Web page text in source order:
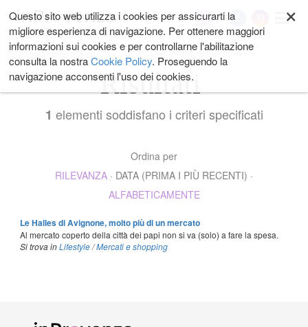
ai
contenuti.
|
Salta
alla
navigazione
My ×
Questo sito web utilizza i cookies per assicurarti la
migliore esperienza di navigazione. Per ottenere maggiori
informazioni sui cookies e per controllarne l'abilitazione
consulta la nostraCookie Policy. Proseguendo la
navigazione acconsenti l'uso dei cookies.
Risultati
1 elementi soddisfano i criteri specificati
Ordina per
RILEVANZA · DATA (PRIMA I PIÙ RECENTI) ·
ALFABETICAMENTE
Le Halles di Avignone, molto più di un mercato
Al mercato coperto della città dei papi non si va (solo) a fare la spesa.
Si trova in Lifestyle /Mercati e shopping